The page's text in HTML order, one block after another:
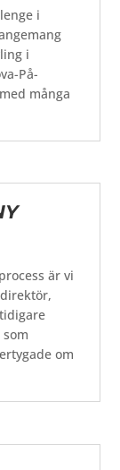
i
i
På-
många
är vi
om